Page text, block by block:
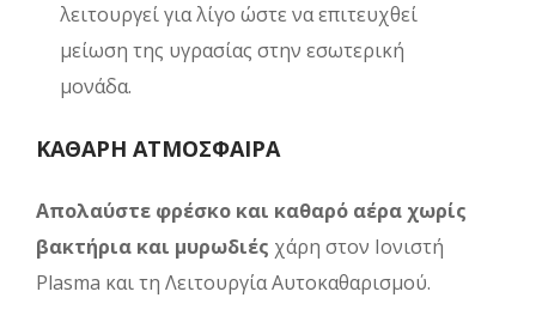
λειτουργεί για λίγο ώστε να επιτευχθεί
μείωση της υγρασίας στην εσωτερική
μονάδα.
ΚΑΘΑΡΗ ΑΤΜΟΣΦΑΙΡΑ
Απολαύστε φρέσκο και καθαρό αέρα χωρίς
βακτήρια και μυρωδιές χάρη στον Ιονιστή
Plasma και τη Λειτουργία Αυτοκαθαρισμού.